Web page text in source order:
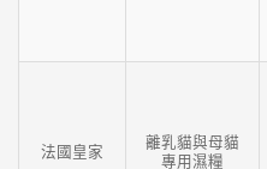
法國皇家
離乳貓與母貓
專用濕糧